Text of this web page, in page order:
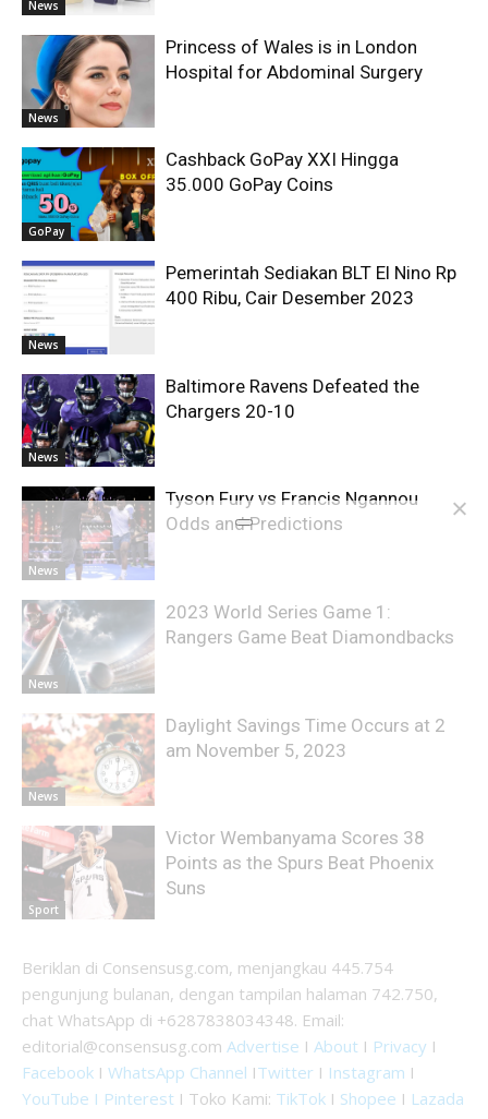
News
News
Princess of Wales is in London
Hospital for Abdominal Surgery
GoPay
Cashback GoPay XXI Hingga
35.000 GoPay Coins
News
Pemerintah Sediakan BLT El Nino Rp
400 Ribu, Cair Desember 2023
News
Baltimore Ravens Defeated the
Chargers 20-10
News
Tyson Fury vs Francis Ngannou
Odds and Predictions
News
2023 World Series Game 1:
Rangers Game Beat Diamondbacks
News
Daylight Savings Time Occurs at 2
am November 5, 2023
Sport
Victor Wembanyama Scores 38
Points as the Spurs Beat Phoenix
Suns
Beriklan di Consensusg.com, menjangkau 445.754
pengunjung bulanan, dengan tampilan halaman 742.750,
chat WhatsApp di +6287838034348. Email:
editorial@consensusg.com Advertise I About I Privacy I
Facebook I WhatsApp Channel ITwitter I Instagram I
YouTube I Pinterest I Toko Kami: TikTok I Shopee I Lazada